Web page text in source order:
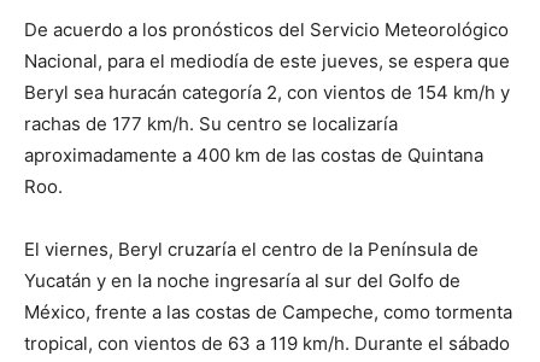
De acuerdo a los pronósticos del Servicio Meteorológico
Nacional, para el mediodía de este jueves, se espera que
Beryl sea huracán categoría 2, con vientos de 154 km/h y
rachas de 177 km/h. Su centro se localizaría
aproximadamente a 400 km de las costas de Quintana
Roo.
El viernes, Beryl cruzaría el centro de la Península de
Yucatán y en la noche ingresaría al sur del Golfo de
México, frente a las costas de Campeche, como tormenta
tropical, con vientos de 63 a 119 km/h. Durante el sábado